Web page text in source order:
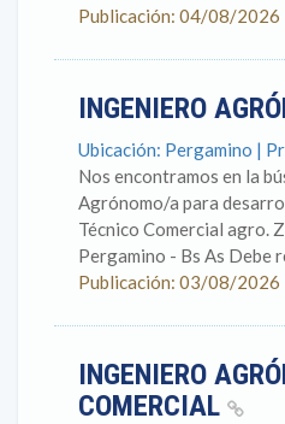
Publicación: 04/08/
INGENIERO
Ubicación: Pergamino |
Nos encontramos en la
Agrónomo/a para
Técnico Comercial agro.
Pergamino - Bs As Debe
Publicación: 03/08/
INGENIERO
COMERCIAL